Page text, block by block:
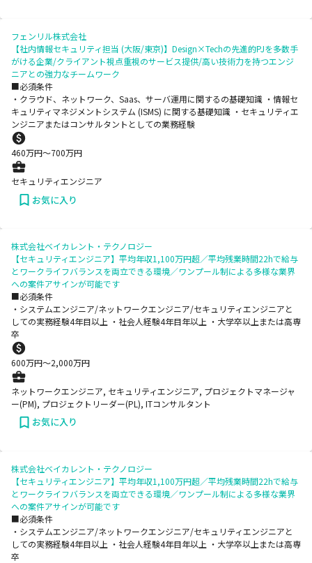
フェンリル株式会社
【社内情報セキュリティ担当 (大阪/東京)】Design×Techの先進的PJを多数手
がける企業/クライアント視点重視のサービス提供/高い技術力を持つエンジ
ニアとの強力なチームワーク
■必須条件
・クラウド、ネットワーク、Saas、サーバ運用に関するの基礎知識 ・情報セ
キュリティマネジメントシステム (ISMS) に関する基礎知識 ・セキュリティエ
ンジニアまたはコンサルタントとしての業務経験
460万円〜700万円
セキュリティエンジニア
お気に入り
株式会社ベイカレント・テクノロジー
【セキュリティエンジニア】平均年収1,100万円超／平均残業時間22hで給与
とワークライフバランスを両立できる環境／ワンプール制による多様な業界
への案件アサインが可能です
■必須条件
・システムエンジニア/ネットワークエンジニア/セキュリティエンジニアと
しての実務経験4年目以上 ・社会人経験4年目年以上 ・大学卒以上または高専
卒
600万円〜2,000万円
ネットワークエンジニア, セキュリティエンジニア, プロジェクトマネージャ
ー(PM), プロジェクトリーダー(PL), ITコンサルタント
お気に入り
株式会社ベイカレント・テクノロジー
【セキュリティエンジニア】平均年収1,100万円超／平均残業時間22hで給与
とワークライフバランスを両立できる環境／ワンプール制による多様な業界
への案件アサインが可能です
■必須条件
・システムエンジニア/ネットワークエンジニア/セキュリティエンジニアと
しての実務経験4年目以上 ・社会人経験4年目年以上 ・大学卒以上または高専
卒